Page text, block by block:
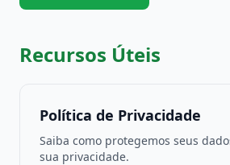
Recursos Úteis
Política de Privacidade
Saiba como protegemos seus
sua privacidade.